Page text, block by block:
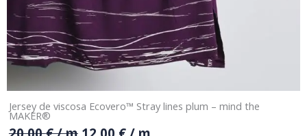
Jersey de viscosa Ecovero™ Stray lines plum – mind the
MAKER®